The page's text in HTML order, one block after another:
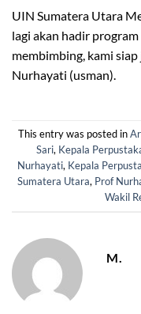
UIN Sumatera Utara
lagi akan hadir
membimbing, kami
Nurhayati (usman).
This entry was posted in
Sari, Kepala
Nurhayati, Kepala
Sumatera Utara, Prof
Wakil
M.